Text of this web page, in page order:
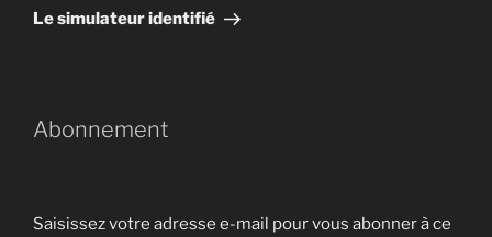
suivant
Le simulateur identifié
Abonnement
Saisissez votre adresse e-mail pour vous abonner à ce